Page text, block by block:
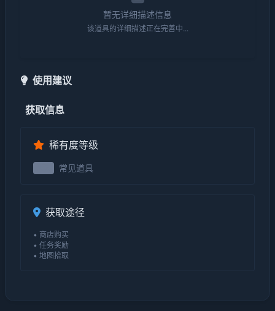
暂无详细描述信息
该道具的详细描述正在完善中...
使用建议
获取信息
稀有度等级
常见道具
获取途径
• 商店购买
• 任务奖励
• 地图拾取